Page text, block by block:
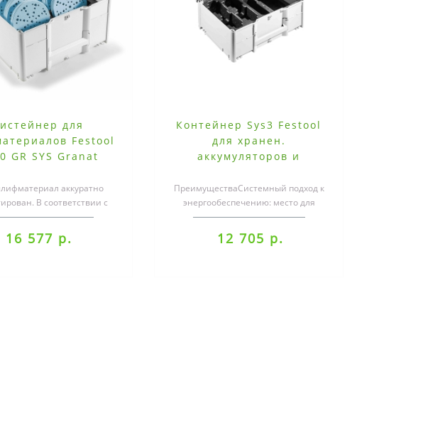
для
Festool
GR SYS Granat
аккуратно
В соответствии с
диапазоном
..
16 577 р.
Контейнер Sys3 Festool
для хранен.
аккумуляторов и
M 187 ENG 18V
ПреимуществаСистемный подход к
энергообеспечению: место для
четырёх аккумуляторов и двух
зарядных ус..
12 705 р.